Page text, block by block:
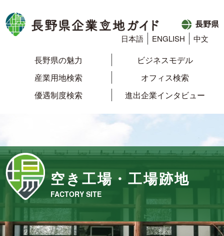
日本語 ENGLISH 中文
長野県の魅力
ビジネスモデル
産業用地検索
オフィス検索
優遇制度検索
進出企業インタビュー
空き工場・工場跡地
FACTORY SITE